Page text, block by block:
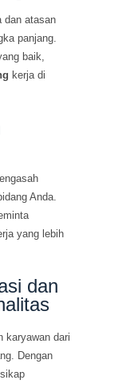
dan atasan
panjang.
baik,
kerja di
Anda.
yang lebih
dan
karyawan dari
Dengan